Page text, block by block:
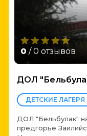
0 / 0 отзывов
ДОЛ
ДЕТСКИЕ ЛАГЕРЯ
ДОЛ "Бельбулак"
предгорье